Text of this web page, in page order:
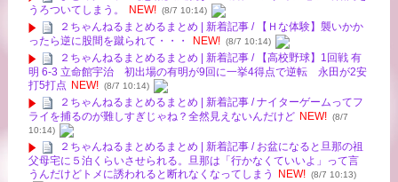
うろついてしまう。
NEW! (8/7 10:14)
２ちゃんねるまとめるまとめ | 新着記事 / 【Ｈな体験】襲いかか
ったら逆に股間を蹴られて・・・
NEW! (8/7 10:14)
２ちゃんねるまとめるまとめ | 新着記事 / 【高校野球】1回戦 有
明 6-3 立命館宇治 初出場の有明が9回に一挙4得点で逆転 永田が2安
打5打点 NEW! (8/7 10:14)
２ちゃんねるまとめるまとめ | 新着記事 / ナイターゲームってフ
ライを捕るのが難しすぎじゃね？全然見えないんだけど NEW! (8/7
10:14)
２ちゃんねるまとめるまとめ | 新着記事 / お盆になると旦那の祖
父母宅に５泊くらいさせられる。旦那は「行かなくていいよ」って言
うんだけどトメに誘われると断れなくなってしまう
NEW! (8/7 10:13)